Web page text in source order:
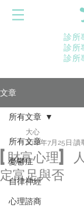
診所
診所
診所
文章
所有文章
憂鬱症
自律神經
心理諮商
所有文章
[財富心理]
定富足與否
大心
2018年7月25日 讀